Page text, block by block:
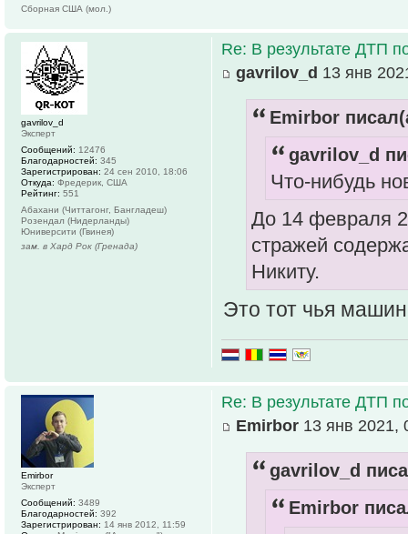
Сборная США (мол.)
Re: В результате ДТП
gavrilov_d 13 янв
Emirbor
gavrilov_d
Что-нибудь
До 14 февраля
стражей
Никиту.
Это тот чья
gavrilov_d
Эксперт
Сообщений: 12476
Благодарностей: 345
Зарегистрирован: 24 сен 2010, 18:06
Откуда: Фредерик, США
Рейтинг: 551
Абахани (Читтагонг, Бангладеш)
Розендал (Нидерланды)
Юниверсити (Гвинея)
зам. в Хард Рок (Гренада)
Re: В результате ДТП
Emirbor 13 янв 2021,
gavrilov_d
Emirbor
Emirbor
Эксперт
Сообщений: 3489
Благодарностей: 392
Зарегистрирован: 14 янв 2012, 11:59